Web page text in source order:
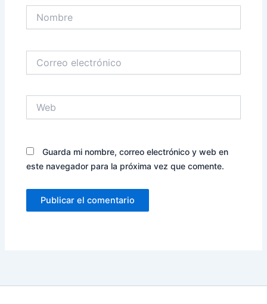
electrónico
Guarda mi nombre, correo electrónico y web en
este navegador para la próxima vez que comente.